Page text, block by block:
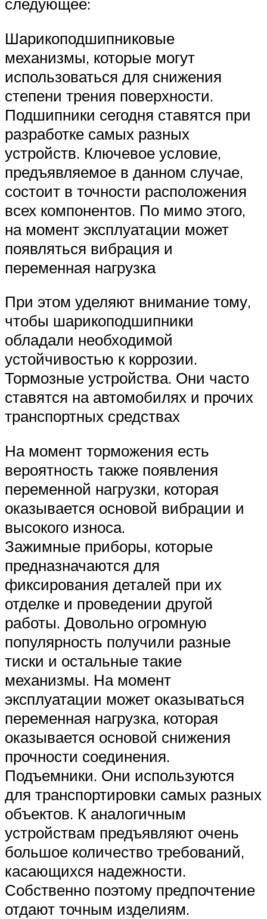
Шарикоподшипниковые
механизмы, которые могут
использоваться для снижения
степени трения поверхности.
Подшипники сегодня ставятся при
разработке самых разных
устройств. Ключевое условие,
предъявляемое в данном случае,
состоит в точности расположения
всех компонентов. По мимо этого,
на момент эксплуатации может
появляться вибрация и
переменная нагрузка
При этом уделяют внимание тому,
чтобы шарикоподшипники
обладали необходимой
устойчивостью к коррозии.
Тормозные устройства. Они часто
ставятся на автомобилях и прочих
транспортных средствах
На момент торможения есть
вероятность также появления
переменной нагрузки, которая
оказывается основой вибрации и
высокого износа.
Зажимные приборы, которые
предназначаются для
фиксирования деталей при их
отделке и проведении другой
работы. Довольно огромную
популярность получили разные
тиски и остальные такие
механизмы. На момент
эксплуатации может оказываться
переменная нагрузка, которая
оказывается основой снижения
прочности соединения.
Подъемники. Они используются
для транспортировки самых разных
объектов. К аналогичным
устройствам предъявляют очень
большое количество требований,
касающихся надежности.
Собственно поэтому предпочтение
отдают точным изделиям.